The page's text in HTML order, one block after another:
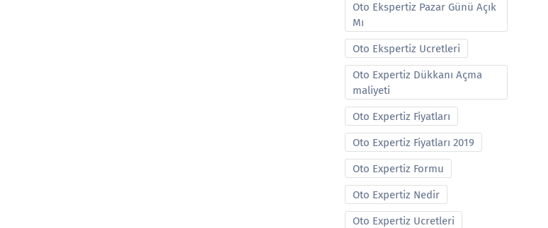
Oto Ekspertiz Pazar Günü Açık
Mı
Oto Ekspertiz Ucretleri
Oto Expertiz Dükkanı Açma
maliyeti
Oto Expertiz Fiyatları
Oto Expertiz Fiyatları 2019
Oto Expertiz Formu
Oto Expertiz Nedir
Oto Expertiz Ucretleri